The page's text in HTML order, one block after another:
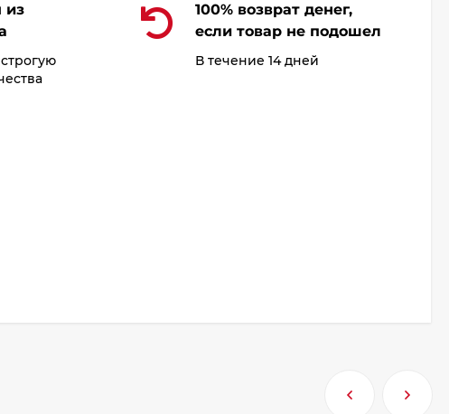
из
100% возврат денег,
если товар не подошел
В течение 14 дней